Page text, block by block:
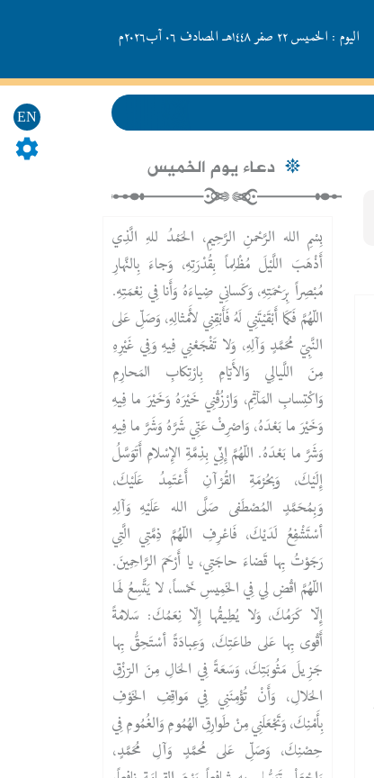
EN
اليوم : الخميس ٢٢ صفر ١٤٤٨هـ المصادف ۰٦ آب۲۰۲٦م
دعاء يوم الخميس
بِسْمِ الله الرَّحْمنِ الرَّحِيمِ، الحَمْدُ للهِ الَّذِي
أَذْهَبَ اللَّيْلَ مُظْلِماً بِقُدْرَتِهِ، وَجاءَ بِالنَّهارِ
مُبْصِراً بِرَحْمَتِهِ، وَكَسانِي ضِياءَهُ وَأَنا فِي نِعْمَتِهِ.
اللّهُمَّ فَكَما أَبْقَيْتَنِي لَهُ فَأَبْقِنِي لأَمْثالِهِ، وَصَلِّ عَلى
النَّبِيّ مُحَمَّدٍ وَآلِهِ، وَلا تَفْجَعْنِي فِيهِ وَفِي غَيْرِهِ
مِنَ اللَّيالِي وَالأَيّامِ بِارْتِكابِ المَحارِمِ
وَاكْتِسابِ المَآثِمِ، وَارْزُقْنِي خَيْرَهُ وَخَيْرَ ما فِيهِ
وَخَيْرَ ما بَعْدَهُ، وَاصْرِفْ عَنِّي شَرَّهُ وَشَرَّ ما فِيهِ
وَشَرَّ ما بَعْدَهُ. اللّهُمَّ إِنِّي بِذِمَّةِ الإِسْلامِ أَتَوَسَّلُ
إِلَيْكَ، وَبِحُرْمَةِ القُرْآنِ أَعْتَمِدُ عَلَيْكَ،
وَبِمُحَمَّدٍ المُصْطَفى صَلَّى الله عَلَيْهِ وَآلِهِ
أسْتَشْفِعُ لَدَيْكَ، فَاعْرِفِ اللّهُمَّ ذِمَّتِي الَّتِي
رَجَوْتُ بِها قَضاءَ حاجَتِي، يا أَرْحَمَ الرَّاحِمِينَ.
اللّهُمَّ اقْضِ لِي فِي الخَمِيسِ خَمْساً، لا يَتَّسِعُ لَها
إِلّا كَرَمُكَ، وَلا يُطِيقُها إِلّا نِعَمُكَ: سَلامَةً
أَقْوى بِها عَلى طاعَتِكَ، وَعِبادَةً أسْتَحِقُّ بِها
جَزِيلَ مَثُوبَتِكَ، وَسَعَةً فِي الحَالِ مِنَ الرّزْقِ
الحَلالِ، وَأَنْ تُؤْمِنَنِي فِي مَواقِفِ الخَوْفِ
بِأَمْنِكَ، وَتَجْعَلَنِي مِنْ طَوارِقِ الهُمُومِ وَالغُمُومِ فِي
حِصْنِكَ، وَصَلِّ عَلى مُحمَّدٍ وَآلِ مُحَمَّدٍ،